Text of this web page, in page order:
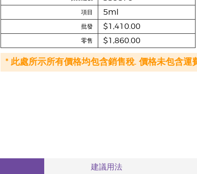
項目 5ml
批發 $1,410.00
零售 $1,860.00
* 此處所示所有價格均包含銷售稅. 價格未包含運
建議用法